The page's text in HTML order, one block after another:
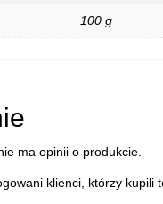
100 g
ma opinii o produkcie.
klienci, którzy kupili